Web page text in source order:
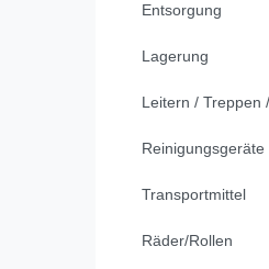
Entsorgung
Lagerung
Leitern / Treppen
Reinigungsgeräte
Transportmittel
Räder/Rollen